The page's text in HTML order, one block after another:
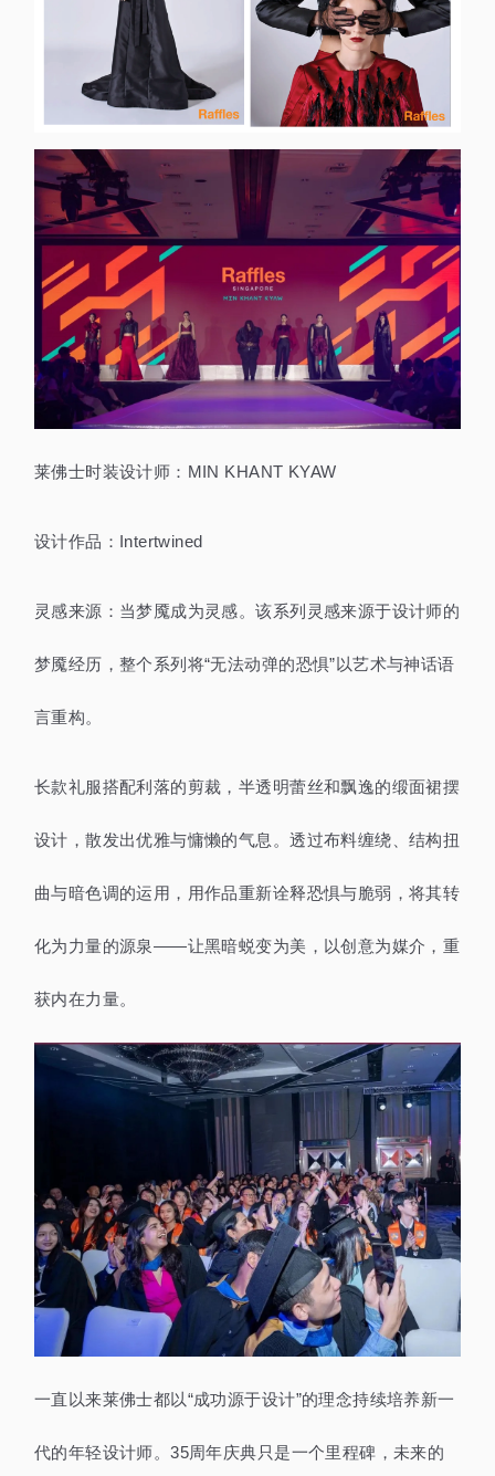
莱佛士时装设计师：MIN KHANT KYAW
设计作品：Intertwined
灵感来源：当梦魇成为灵感。该系列灵感来源于设计师的
梦魇经历，整个系列将“无法动弹的恐惧”以艺术与神话语
言重构。
长款礼服搭配利落的剪裁，半透明蕾丝和飘逸的缎面裙摆
设计，散发出优雅与慵懒的气息。透过布料缠绕、结构扭
曲与暗色调的运用，用作品重新诠释恐惧与脆弱，将其转
化为力量的源泉——让黑暗蜕变为美，以创意为媒介，重
获内在力量。
一直以来莱佛士都以“成功源于设计”的理念持续培养新一
代的年轻设计师。35周年庆典只是一个里程碑，未来的